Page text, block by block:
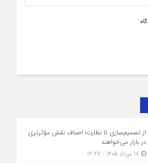
از تصمیم‌سازی تا نظارت؛ اصناف نقش مؤثرتری
در بازار می‌خواهند